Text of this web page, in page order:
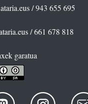
/ 943 655 695
/ 661 678 818
garatua